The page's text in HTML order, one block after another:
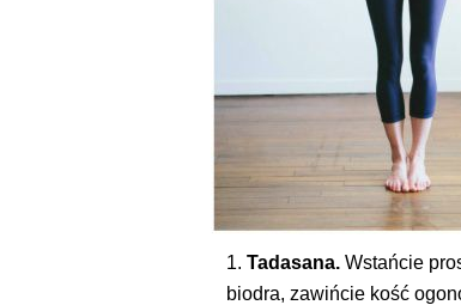
Tadasana. Wstańcie
biodra, zawińcie kość